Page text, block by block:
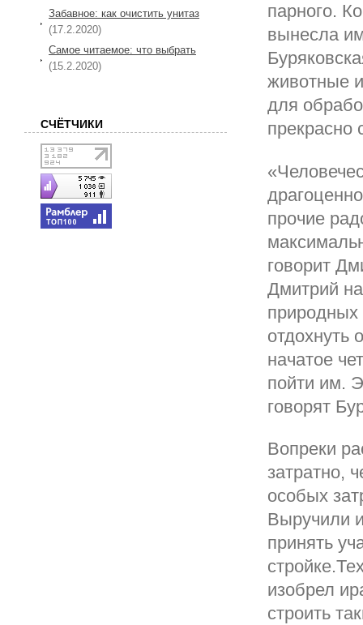
парного.
вынесла
животные
для
прекрасно
прочие
говорит
Дмитрий
природных
отдохнуть
начатое
пойти им.
говорят
Вопреки
затратно,
особых
Выручили
принять
изобрел
строить
Забавное: как очистить унитаз
(17.2.2020)
Самое читаемое: что выбрать
(15.2.2020)
СЧЁТЧИКИ